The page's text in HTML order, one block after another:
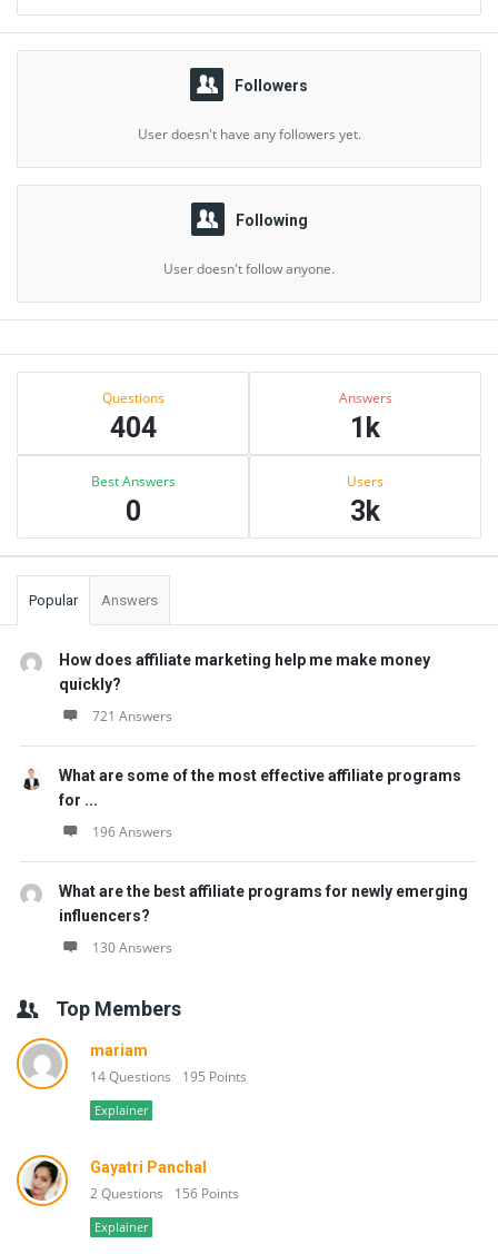
Followers
User doesn't have any followers yet.
Following
User doesn't follow anyone.
Sidebar
Questions
404
Answers
1k
Best Answers
0
Users
3k
Popular Answers
How does affiliate marketing help me make money
quickly?
721 Answers
What are some of the most effective affiliate programs
for ...
196 Answers
What are the best affiliate programs for newly emerging
influencers?
130 Answers
Top Members
mariam
14 Questions 195 Points
Explainer
Gayatri Panchal
2 Questions 156 Points
Explainer